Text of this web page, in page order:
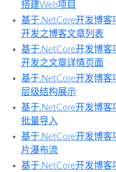
搭建Web项目
基于.NetCore开发博客
开发之博客文章列表
基于.NetCore开发博客
开发之文章详情页面
基于.NetCore开发博客
层级结构展示
基于.NetCore开发博客
批量导入
基于.NetCore开发博客
片瀑布流
基于.NetCore开发博客